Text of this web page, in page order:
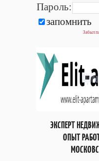
Пароль:
запомнить
Забыл
ЭКСПЕРТ
ОПЫТ